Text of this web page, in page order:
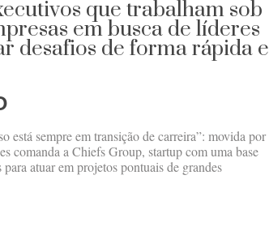
que trabalham sob
em busca de líderes
desafios de forma rápida e
está sempre em transição de carreira”: movida por
comanda a Chiefs Group, startup com uma base
atuar em projetos pontuais de grandes